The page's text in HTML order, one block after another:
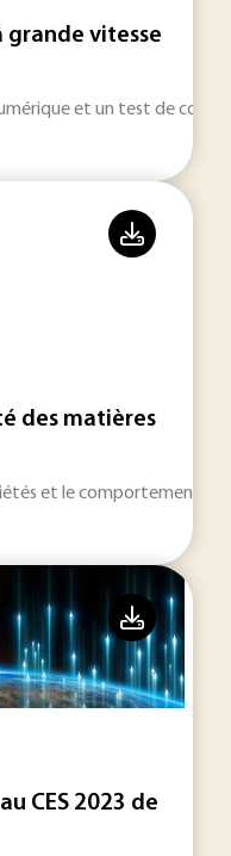
grande vitesse
et un test de
des matières
et le comportement
CES 2023 de